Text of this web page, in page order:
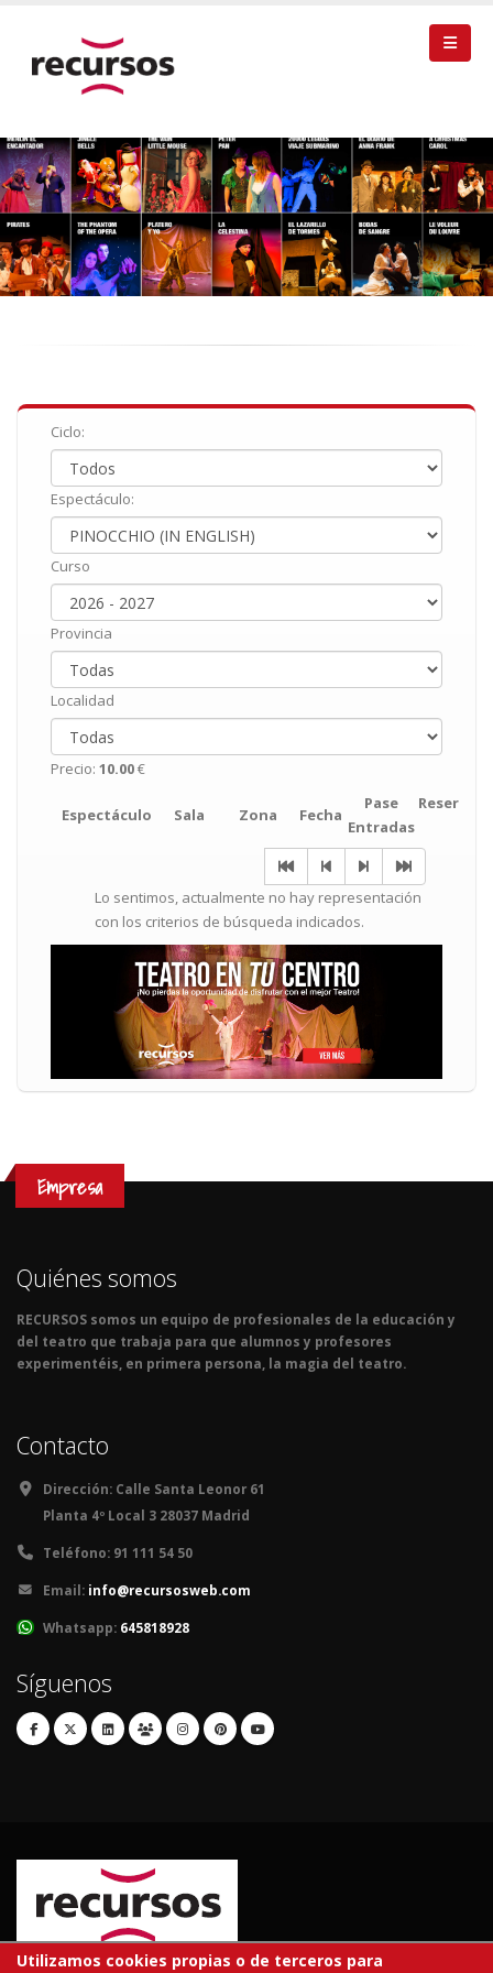
Ciclo:
Espectáculo:
Curso
Provincia
Localidad
Precio: 10.00€
Espectáculo Sala Zona Fecha
Pase
Entradas
Reservar
Lo sentimos, actualmente no hay representación
con los criterios de búsqueda indicados.
Empresa
Quiénes somos
RECURSOS somos un equipo de profesionales de la educación y
del teatro que trabaja para que alumnos y profesores
experimentéis, en primera persona, la magia del teatro.
Contacto
Dirección: Calle Santa Leonor 61
Planta 4º Local 3 28037 Madrid
Teléfono: 91 111 54 50
Email: info@recursosweb.com
Whatsapp: 645818928
Síguenos
Utilizamos cookies propias o de terceros para